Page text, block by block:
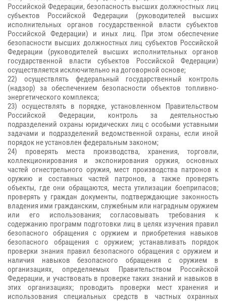
Российской Федерации, безопасность высших должностных лиц
субъектов Российской Федерации (руководителей высших
исполнительных органов государственной власти субъектов
Российской Федерации) и иных лиц. При этом обеспечение
безопасности высших должностных лиц субъектов Российской
Федерации (руководителей высших исполнительных органов
государственной власти субъектов Российской Федерации)
осуществляется исключительно на договорной основе;
22) осуществлять федеральный государственный контроль
(надзор) за обеспечением безопасности объектов топливно-
энергетического комплекса;
23) осуществлять в порядке, установленном Правительством
Российской Федерации, контроль за деятельностью
подразделений охраны юридических лиц с особыми уставными
задачами и подразделений ведомственной охраны, если иной
порядок не установлен федеральным законом;
24) проверять места производства, хранения, торговли,
коллекционирования и экспонирования оружия, основных
частей огнестрельного оружия, мест производства патронов к
оружию и составных частей патронов, а также проверять
объекты, где они обращаются, места утилизации боеприпасов;
проверять у граждан документы, подтверждающие законность
владения ими гражданским, служебным или наградным оружием
или его использования; согласовывать требования к
содержанию программ подготовки лиц в целях изучения правил
безопасного обращения с оружием и приобретения навыков
безопасного обращения с оружием; устанавливать порядок
проверки знания правил безопасного обращения с оружием и
наличия навыков безопасного обращения с оружием в
организациях, определяемых Правительством Российской
Федерации, и участвовать в проверке таких знаний и навыков в
этих организациях; проводить проверки мест хранения и
использования специальных средств в частных охранных